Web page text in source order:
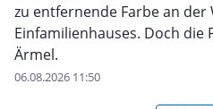
zu entfernende Farbe an der
Einfamilienhauses. Doch die
Ärmel.
06.08.2026 11:50